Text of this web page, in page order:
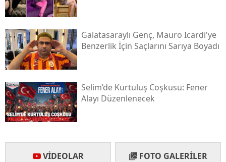
Galatasaraylı Genç, Mauro Icardi'ye
Benzerlik İçin Saçlarını Sarıya Boyadı
Selim’de Kurtuluş Coşkusu: Fener
Alayı Düzenlenecek
VIDEOLAR FOTO GALERILER